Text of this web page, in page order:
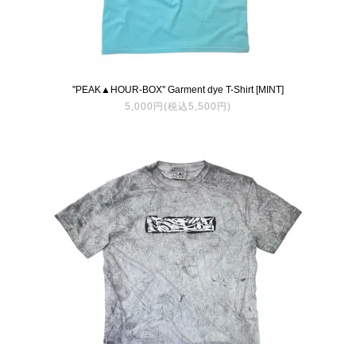
''PEAK▲HOUR-BOX'' Garment dye T-Shirt [MINT]
5,000円(税込5,500円)